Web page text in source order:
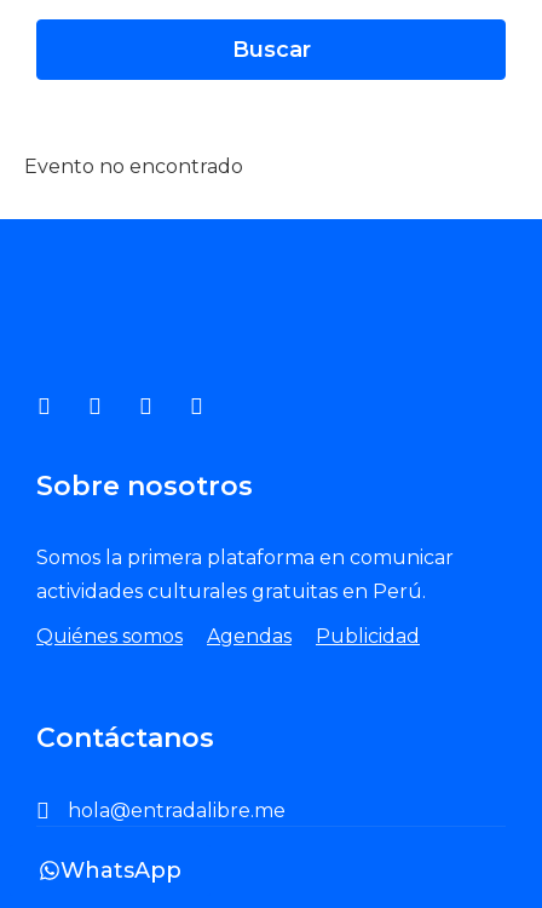
Evento no encontrado
Sobre nosotros
Somos la primera plataforma en comunicar
actividades culturales gratuitas en Perú.
Quiénes somos
Agendas Publicidad
Contáctanos
hola@entradalibre.me
WhatsApp